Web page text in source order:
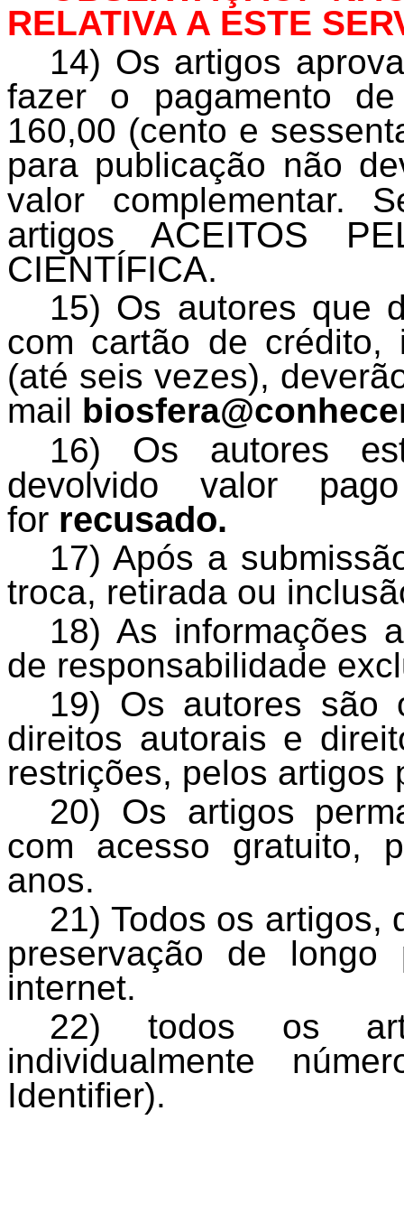
RELATIVA A ESTE
14) Os artigos
fazer o pagamento
160,00 (cento e
para publicação não
valor complementar.
artigos ACEITOS
CIENTÍFICA.
15) Os autores que
com cartão de crédito,
(até seis vezes),
mail
16) Os autores
devolvido valor
for recusado.
17) Após a
troca, retirada ou
18) As informações
de responsabilidade
19) Os autores são
direitos autorais e
restrições, pelos artigos
20) Os artigos
com acesso gratuito,
anos.
21) Todos os artigos,
preservação de
internet.
22) todos os
individualmente
Identifier).